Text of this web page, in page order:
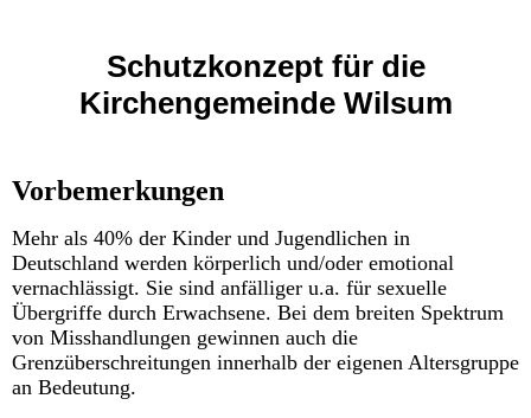
Schutzkonzept für die
Kirchengemeinde Wilsum
Vorbemerkungen
Mehr als 40% der Kinder und Jugendlichen in
Deutschland werden körperlich und/oder emotional
vernachlässigt. Sie sind anfälliger u.a. für sexuelle
Übergriffe durch Erwachsene. Bei dem breiten Spektrum
von Misshandlungen gewinnen auch die
Grenzüberschreitungen innerhalb der eigenen Altersgruppe
an Bedeutung.